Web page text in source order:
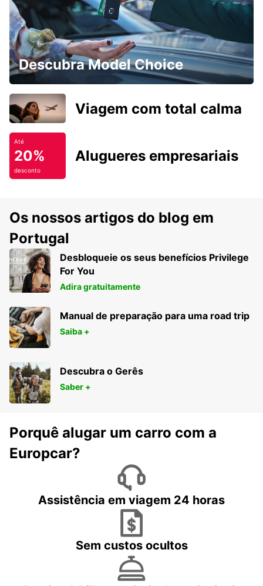
Descubra Model Choice
Viagem com total calma
Até
20%
desconto
Alugueres empresariais
Os nossos artigos do blog em
Portugal
Desbloqueie os seus benefícios Privilege
For You
Adira gratuitamente
Manual de preparação para uma road trip
Saiba +
Descubra o Gerês
Saber +
Porquê alugar um carro com a
Europcar?
Assistência em viagem 24 horas
Sem custos ocultos